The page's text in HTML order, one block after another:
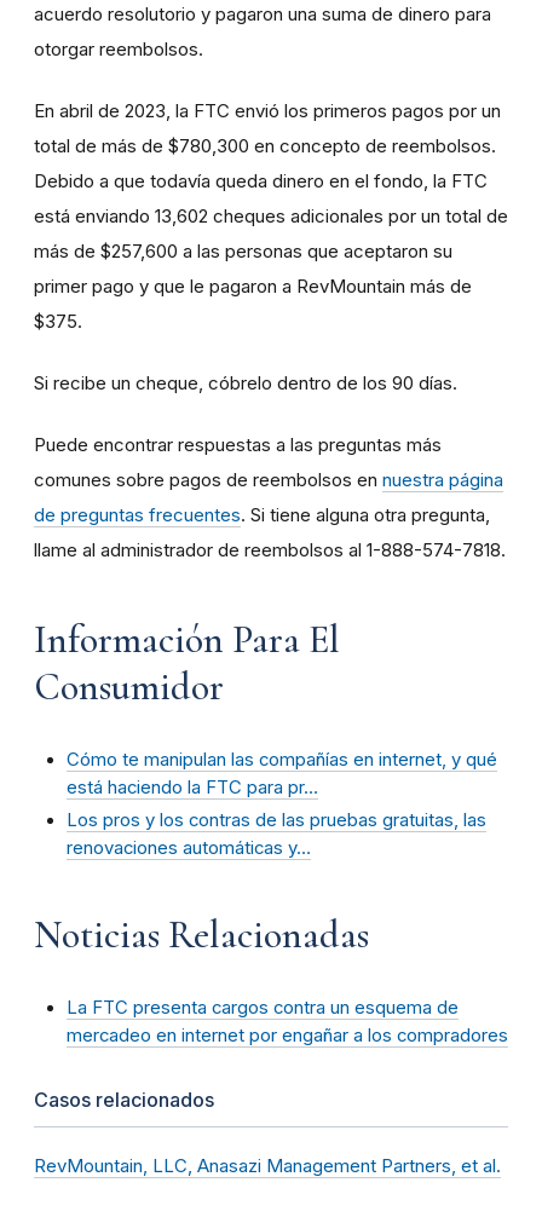
acuerdo resolutorio y pagaron una suma de dinero para
otorgar reembolsos.
En abril de 2023, la FTC envió los primeros pagos por un
total de más de $780,300 en concepto de reembolsos.
Debido a que todavía queda dinero en el fondo, la FTC
está enviando 13,602 cheques adicionales por un total de
más de $257,600 a las personas que aceptaron su
primer pago y que le pagaron a RevMountain más de
$375.
Si recibe un cheque, cóbrelo dentro de los 90 días.
Puede encontrar respuestas a las preguntas más
comunes sobre pagos de reembolsos en nuestra página
de preguntas frecuentes. Si tiene alguna otra pregunta,
llame al administrador de reembolsos al 1-888-574-7818.
Información Para El
Consumidor
Cómo te manipulan las compañías en internet, y qué
está haciendo la FTC para pr…
Los pros y los contras de las pruebas gratuitas, las
renovaciones automáticas y…
Noticias Relacionadas
La FTC presenta cargos contra un esquema de
mercadeo en internet por engañar a los compradores
Casos relacionados
RevMountain, LLC, Anasazi Management Partners, et al.